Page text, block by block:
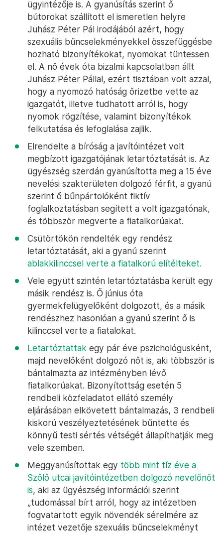
ügyintézője is. A gyanúsítás szerint ő
bútorokat szállított el ismeretlen helyre
Juhász Péter Pál irodájából azért, hogy
szexuális bűncselekményekkel összefüggésbe
hozható bizonyítékokat, nyomokat tüntessen
el. A nő évek óta bizalmi kapcsolatban állt
Juhász Péter Pállal, ezért tisztában volt azzal,
hogy a nyomozó hatóság őrizetbe vette az
igazgatót, illetve tudhatott arról is, hogy
nyomok rögzítése, valamint bizonyítékok
felkutatása és lefoglalása zajlik.
Elrendelte a bíróság a javítóintézet volt
megbízott igazgatójának letartóztatását is. Az
ügyészség szerdán gyanúsította meg a 15 éve
nevelési szakterületen dolgozó férfit, a gyanú
szerint ő bűnpártolóként fiktív
foglalkoztatásban segített a volt igazgatónak,
és többször megverte a fiatalkorúakat.
Csütörtökön rendelték egy rendész
letartóztatását, aki a gyanú szerint
ablakkilinccsel verte a fiatalkorú elítélteket.
Vele együtt szintén letartóztatásba került egy
másik rendész is. Ő június óta
gyermekfelügyelőként dolgozott, és a másik
rendészhez hasonlóan a gyanú szerint ő is
kilinccsel verte a fiatalokat.
Letartóztattak egy pár éve pszichológusként,
majd nevelőként dolgozó nőt is, aki többször is
bántalmazta az intézményben lévő
fiatalkorúakat. Bizonyítottság esetén 5
rendbeli közfeladatot ellátó személy
eljárásában elkövetett bántalmazás, 3 rendbeli
kiskorú veszélyeztetésének bűntette és
könnyű testi sértés vétségét állapíthatják meg
vele szemben.
Meggyanúsítottak egy több mint tíz éve a
Szőlő utcai javítóintézetben dolgozó nevelőnőt
is, aki az ügyészség információi szerint
„tudomással bírt arról, hogy az intézetben
fogvatartott egyik növendék sérelmére az
intézet vezetője szexuális bűncselekményt